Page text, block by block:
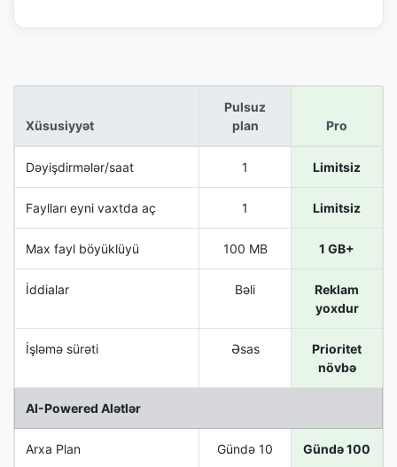
Xüsusiyyət
Pulsuz
plan
Pro
Dəyişdirmələr/saat 1 Limitsiz
Faylları eyni vaxtda aç 1 Limitsiz
Max fayl böyüklüyü 100 MB 1 GB+
İddialar Bəli
Reklam
yoxdur
İşləmə sürəti Əsas
Prioritet
növbə
AI-Powered Alətlər
Arxa Plan Gündə 10 Gündə 100